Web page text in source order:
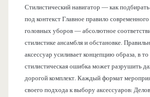
Стилистический навигатор — как
под контекст Главное правило современного
головных уборов — абсолютное
стилистике ансамбля и обстановке.
аксессуар усиливает концепцию образа, в то
стилистическая ошибка может разрушить
дорогой комплект. Каждый формат
своего подхода к выбору аксессуаров: